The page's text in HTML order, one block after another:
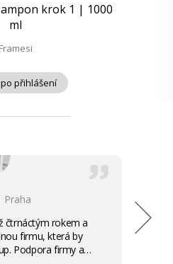
krok 1 | 1000
ml
Framesi
přihlášení
Praha
čtrnáctým rokem a
firmu, která by
Podpora firmy a